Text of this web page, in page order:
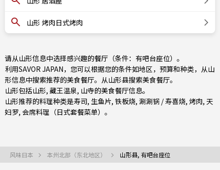
山形 烤肉日式烤肉
请从山形信息中选择感兴趣的餐厅（条件：有吧台座位）。
利用SAVOR JAPAN，您可以根据您的条件如地区，预算和种类，从山
形信息中搜索推荐的美食餐厅。从山形县搜索美食餐厅。
山形包括山形, 藏王温泉, 山寺的美食餐厅信息。
山形推荐的料理种类是寿司, 生鱼片, 铁板烧, 涮涮锅 / 寿喜烧, 烤肉, 天
妇罗, 会席料理（日式套餐菜单） 。
风味日本 本州北部（东北地区） 山形县, 有吧台座位